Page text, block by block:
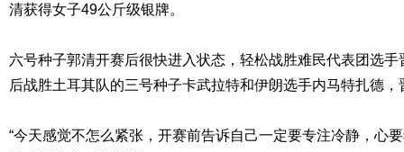
清获得女子49公斤级银牌。
六号种子郭清开赛后很快进入状态，轻松战胜难民代表团选
后战胜土耳其队的三号种子卡武拉特和伊朗选手内马特扎德，
“今天感觉不怎么紧张，开赛前告诉自己一定要专注冷静，心